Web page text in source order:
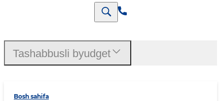
Bosh sahifa
Tashabbusli byudget